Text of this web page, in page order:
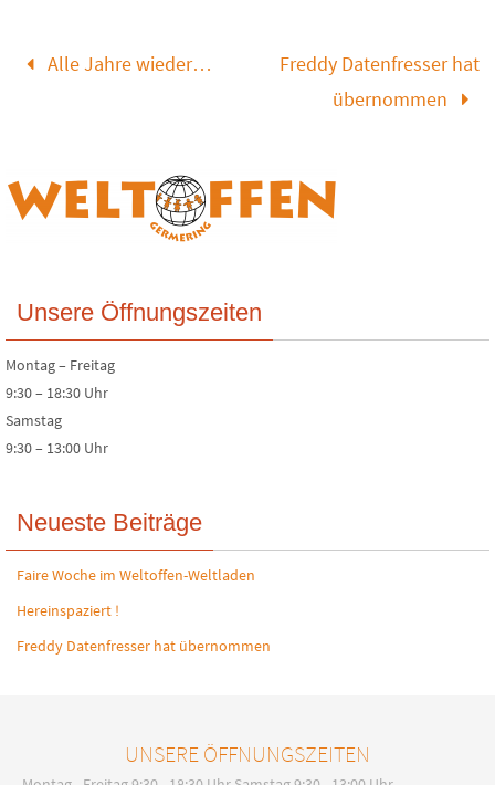
Alle Jahre wieder…
Freddy Datenfresser hat
übernommen
Unsere Öffnungszeiten
Montag – Freitag
9:30 – 18:30 Uhr
Samstag
9:30 – 13:00 Uhr
Neueste Beiträge
Faire Woche im Weltoffen-Weltladen
Hereinspaziert !
Freddy Datenfresser hat übernommen
UNSERE ÖFFNUNGSZEITEN